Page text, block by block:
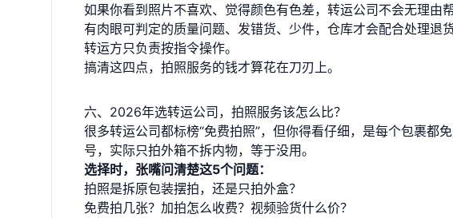
如果你看到照片不喜欢、觉得颜色有色差，转运公司不会无理由
有肉眼可判定的质量问题、发错货、少件，仓库才会配合处理退
转运方只负责按指令操作。
搞清这四点，拍照服务的钱才算花在刀刃上。
六、2026年选转运公司，拍照服务该怎么比？
很多转运公司都标榜“免费拍照”，但你得看仔细，是每个包裹都
号，实际只拍外箱不拆内物，等于没用。
选择时，张嘴问清楚这5个问题：
拍照是拆原包装摆拍，还是只拍外盒？
免费拍几张？加拍怎么收费？视频验货什么价？